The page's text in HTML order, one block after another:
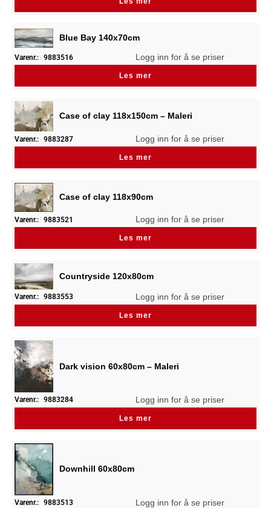
Blue Bay 140x70cm
Varenr.: 9883516 Logg inn for å se priser
Les mer
Case of clay 118x150cm – Maleri
Varenr.: 9883287 Logg inn for å se priser
Les mer
Case of clay 118x90cm
Varenr.: 9883521 Logg inn for å se priser
Les mer
Countryside 120x80cm
Varenr.: 9883553 Logg inn for å se priser
Les mer
Dark vision 60x80cm – Maleri
Varenr.: 9883284 Logg inn for å se priser
Les mer
Downhill 60x80cm
Varenr.: 9883513 Logg inn for å se priser